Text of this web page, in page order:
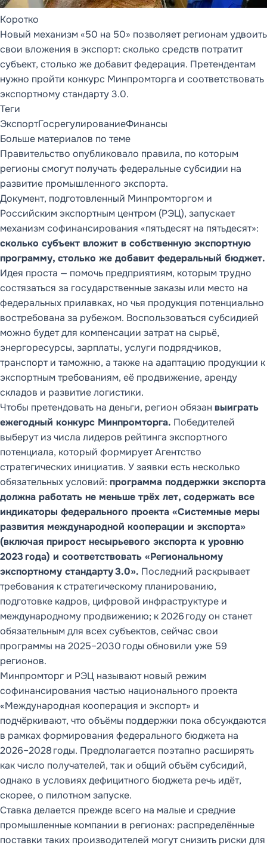
1С:ERP Статьи (16)
1С:КА
1С:УТ Статьи (13)
1С:УНФ
1С:Бухгалтерия Статьи (22)
1С:ЗУП Статьи (8)
Статьи (13)
ФУНКЦИОНАЛЬНЫЕ
СТРАНИЦЫ И
МЕТОДОЛОГИЯ
DDMRP
DD FLOW
Обзор DD FLOW
Управление
производством
Управление цепочкой
поставок
Методология
DDMRP
Статьи (9)
Коротко
Новый механизм «50 на 50» позволяет регионам удвоить
свои вложения в экспорт: сколько средств потратит
субъект, столько же добавит федерация. Претендентам
нужно пройти конкурс Минпромторга и соответствовать
экспортному стандарту 3.0.
Теги
ЭкспортГосрегулированиеФинансы
Больше материалов по теме
Правительство опубликовало правила, по которым
регионы смогут получать федеральные субсидии на
развитие промышленного экспорта.
Документ, подготовленный Минпромторгом и
Российским экспортным центром (РЭЦ), запускает
механизм софинансирования «пятьдесят на пятьдесят»:
сколько субъект вложит в собственную экспортную
программу, столько же добавит федеральный бюджет.
Идея проста — помочь предприятиям, которым трудно
состязаться за государственные заказы или место на
федеральных прилавках, но чья продукция потенциально
востребована за рубежом. Воспользоваться субсидией
можно будет для компенсации затрат на сырьё,
энергоресурсы, зарплаты, услуги подрядчиков,
транспорт и таможню, а также на адаптацию продукции к
экспортным требованиям, её продвижение, аренду
складов и развитие логистики.
Чтобы претендовать на деньги, регион обязан выиграть
ежегодный конкурс Минпромторга. Победителей
выберут из числа лидеров рейтинга экспортного
потенциала, который формирует Агентство
стратегических инициатив. У заявки есть несколько
обязательных условий: программа поддержки экспорта
должна работать не меньше трёх лет, содержать все
индикаторы федерального проекта «Системные меры
развития международной кооперации и экспорта»
(включая прирост несырьевого экспорта к уровню
2023 года) и соответствовать «Региональному
экспортному стандарту 3.0». Последний раскрывает
требования к стратегическому планированию,
подготовке кадров, цифровой инфраструктуре и
международному продвижению; к 2026 году он станет
обязательным для всех субъектов, сейчас свои
программы на 2025–2030 годы обновили уже 59
регионов.
Минпромторг и РЭЦ называют новый режим
софинансирования частью национального проекта
«Международная кооперация и экспорт» и
подчёркивают, что объёмы поддержки пока обсуждаются
в рамках формирования федерального бюджета на
2026–2028 годы. Предполагается поэтапно расширять
как число получателей, так и общий объём субсидий,
однако в условиях дефицитного бюджета речь идёт,
скорее, о пилотном запуске.
Ставка делается прежде всего на малые и средние
промышленные компании в регионах: распределённые
поставки таких производителей могут снизить риски для